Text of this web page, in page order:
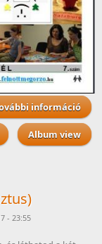
információ 6.
Album view
- 23:55